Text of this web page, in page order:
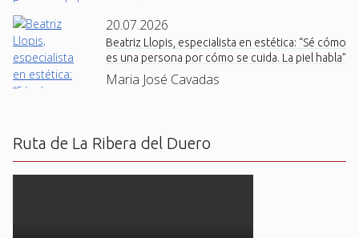
20.07.2026
Beatriz Llopis, especialista en estética: “Sé cómo
es una persona por cómo se cuida. La piel habla”
Maria José Cavadas
Ruta de La Ribera del Duero